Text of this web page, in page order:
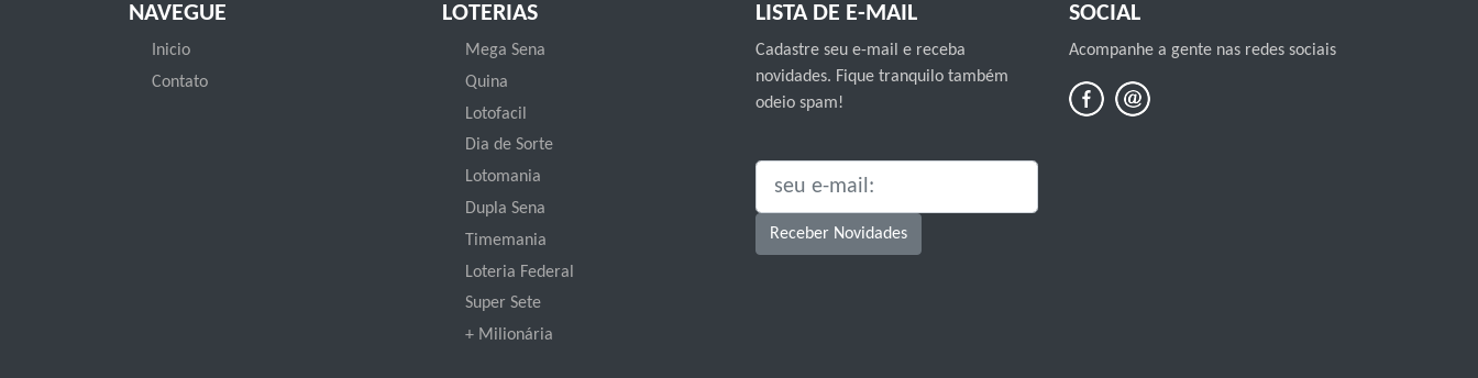
NAVEGUE
Inicio
Contato
LOTERIAS
Mega Sena
Quina
Lotofacil
Dia de Sorte
Lotomania
Dupla Sena
Timemania
Loteria Federal
Super Sete
+ Milionária
LISTA DE E-MAIL
Cadastre seu e-mail e receba
novidades. Fique tranquilo também
odeio spam!
SEU E-MAIL:
Receber Novidades
SOCIAL
Acompanhe a gente nas redes sociais